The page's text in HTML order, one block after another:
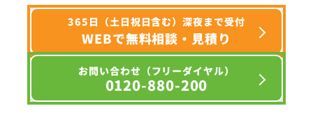
365日（土日祝日含む）深夜まで受付
WEBで無料相談・見積り
お問い合わせ（フリーダイヤル）
0120-880-200